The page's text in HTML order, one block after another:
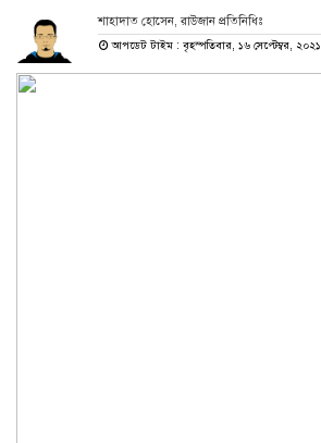
শাহাদাত হোসেন, রাউজান প্রতিনিধিঃ
আপডেট টাইম : বৃহস্পতিবার, ১৬ সেপ্টেম্বর, ২০২১